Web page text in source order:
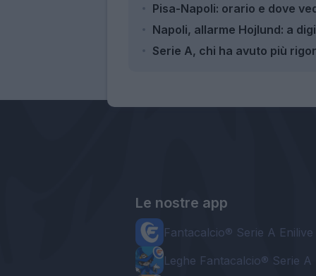
Pisa-Napoli: orario e dove
Napoli, allarme Hojlund: a
Serie A, chi ha avuto più
Le nostre app
Fantacalcio® Serie A Enilive
Leghe Fantacalcio® Serie A